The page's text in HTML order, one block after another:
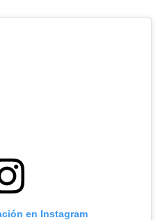
en Instagram